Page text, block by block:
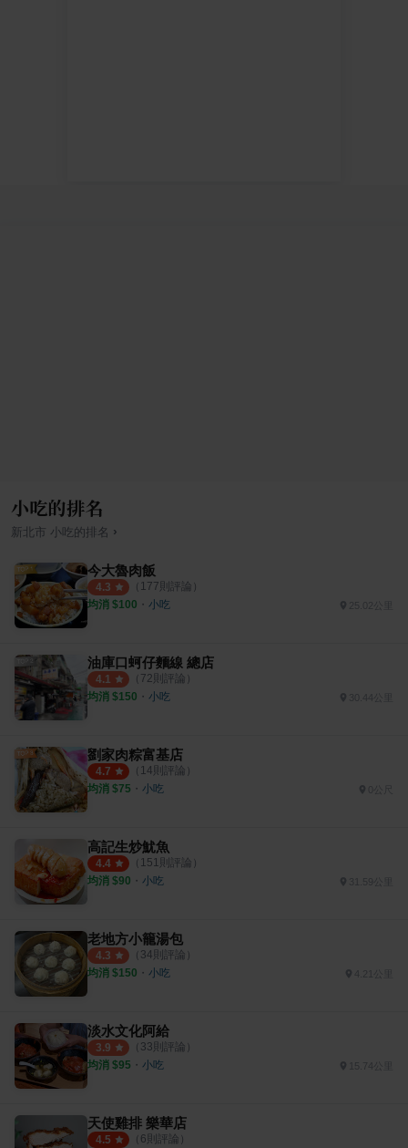
小吃的排名
新北市 小吃 的排名 ›
今大魯肉飯
4.3 （ 177則評論）
均消 $100 ・ 小吃 25.02公里
油庫口蚵仔麵線 總店
4.1 （ 72則評論）
均消 $150 ・ 小吃 30.44公里
劉家肉粽富基店
4.7 （ 14則評論）
均消 $75 ・ 小吃
高記生炒魷魚
4.4 （ 151則評論）
均消 $90 ・ 小吃 31.59公里
老地方小籠湯包
4.3 （ 34則評論）
均消 $150 ・ 小吃 4.21公里
淡水文化阿給
3.9 （ 33則評論）
均消 $95 ・ 小吃 15.74公里
天使雞排 樂華店
4.5 （ 6則評論）